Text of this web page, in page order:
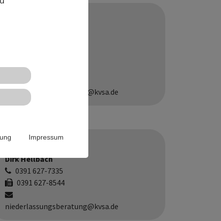
Impressum
0391 627-8544
niederlassungsberatung@kvsa.de
Ansprechpartner
Dirk Hellbach
0391 627-7335
0391 627-8544
niederlassungsberatung@kvsa.de